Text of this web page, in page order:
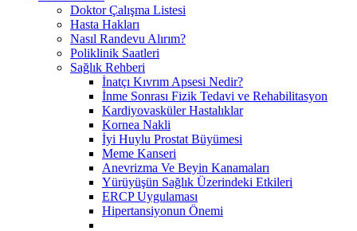
Doktor Çalışma Listesi
Hasta Hakları
Nasıl Randevu Alırım?
Poliklinik Saatleri
Sağlık Rehberi
İnatçı Kıvrım Apsesi Nedir?
İnme Sonrası Fizik Tedavi ve Rehabilitasyon
Kardiyovasküler Hastalıklar
Kornea Nakli
İyi Huylu Prostat Büyümesi
Meme Kanseri
Anevrizma Ve Beyin Kanamaları
Yürüyüşün Sağlık Üzerindeki Etkileri
ERCP Uygulaması
Hipertansiyonun Önemi